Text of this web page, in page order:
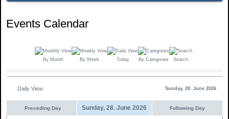
Events Calendar
By Month By Week Today By Categories Search
Daily View Sunday, 28. June 2026
Preceding Day Sunday, 28. June 2026 Following Day